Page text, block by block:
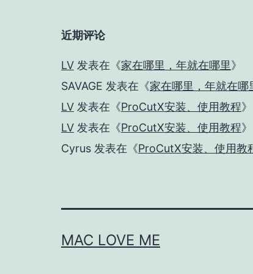
近期评论
LV 发表在《家在哪里，年就在哪里》
SAVAGE 发表在《家在哪里，年就在哪
LV 发表在《ProCutX安装、使用教程》
LV 发表在《ProCutX安装、使用教程》
Cyrus 发表在《ProCutX安装、使用教
MAC LOVE ME